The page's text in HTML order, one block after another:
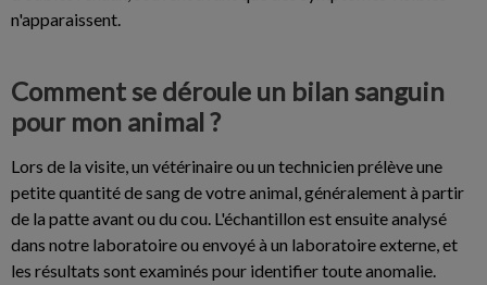
n'apparaissent.
Comment se déroule un bilan sanguin
pour mon animal ?
Lors de la visite, un vétérinaire ou un technicien prélève une
petite quantité de sang de votre animal, généralement à partir
de la patte avant ou du cou. L'échantillon est ensuite analysé
dans notre laboratoire ou envoyé à un laboratoire externe, et
les résultats sont examinés pour identifier toute anomalie.